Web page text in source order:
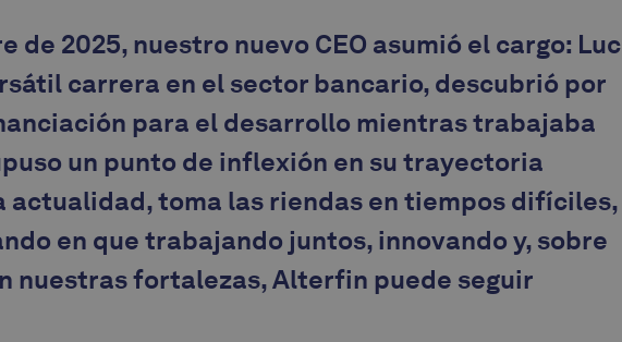
de 2025, nuestro nuevo CEO asumió el cargo: Luc
carrera en el sector bancario, descubrió por
para el desarrollo mientras trabajaba
un punto de inflexión en su trayectoria
actualidad, toma las riendas en tiempos difíciles,
en que trabajando juntos, innovando y, sobre
nuestras fortalezas, Alterfin puede seguir